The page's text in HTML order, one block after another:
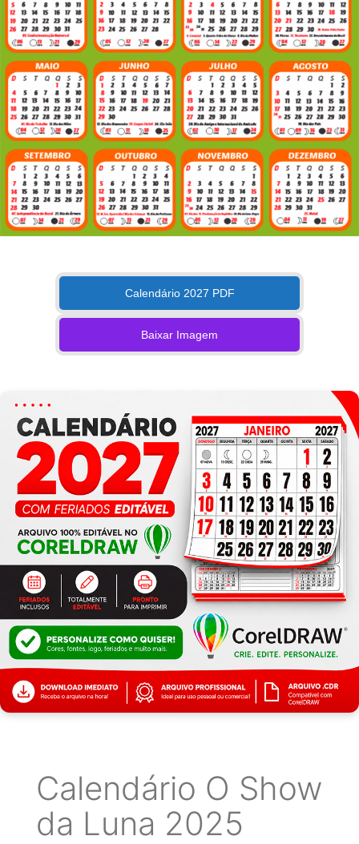
Calendário 2027 PDF
Baixar Imagem
Calendário O Show
da Luna 2025